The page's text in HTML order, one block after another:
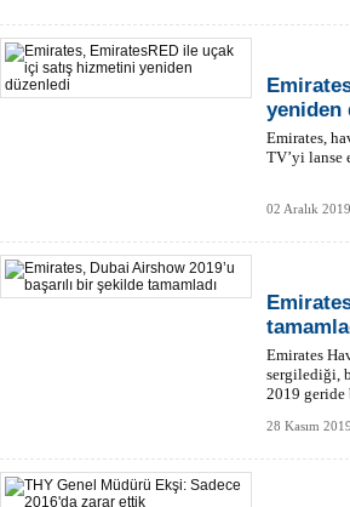
yeniden
Emirates,
TV’yi lanse
02 Aralık
Emirates
sergilediği,
2019 geride
28 Kasım